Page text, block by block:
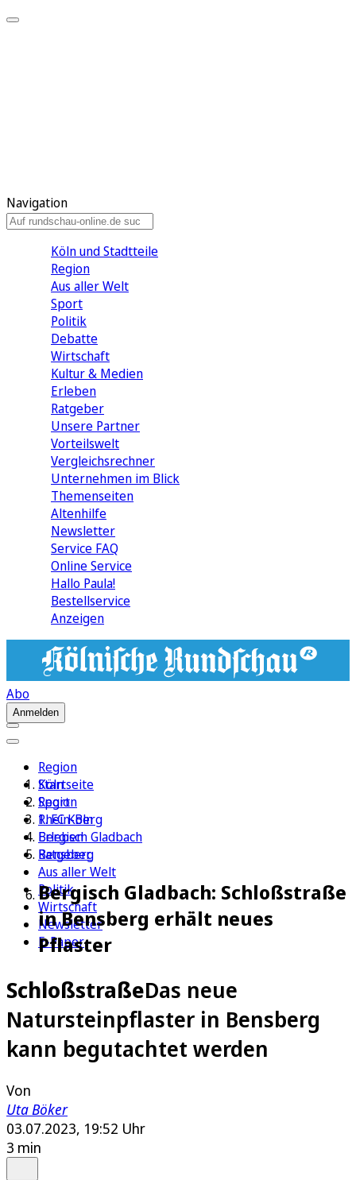
Navigation
Köln und Stadtteile
Region
Aus aller Welt
Sport
Politik
Debatte
Wirtschaft
Kultur & Medien
Erleben
Ratgeber
Unsere Partner
Vorteilswelt
Vergleichsrechner
Unternehmen im Blick
Themenseiten
Altenhilfe
Newsletter
Service FAQ
Online Service
Hallo Paula!
Bestellservice
Anzeigen
Abo
Anmelden
Region
Köln
Sport
1. FC Köln
Erleben
Ratgeber
Aus aller Welt
Politik
Wirtschaft
Newsletter
E-Paper
Startseite
Region
Rhein-Berg
Bergisch Gladbach
Bensberg
Bergisch Gladbach: Schloßstraße
in Bensberg erhält neues
Pflaster
SchloßstraßeDas neue
Natursteinpflaster in Bensberg
kann begutachtet werden
Von
Uta Böker
03.07.2023, 19:52 Uhr
3 min